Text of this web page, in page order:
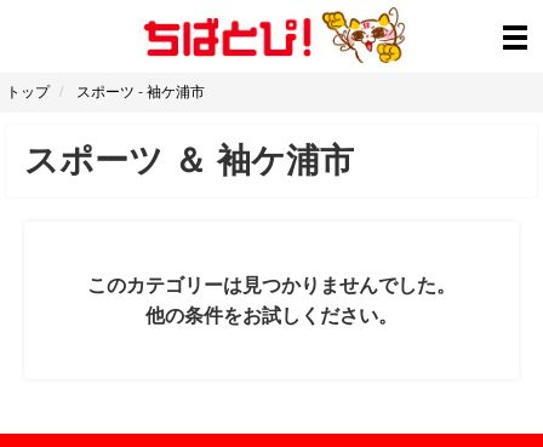
トップ スポーツ - 袖ケ浦市
スポーツ ＆袖ケ浦市
このカテゴリーは見つかりませんでした。
他の条件をお試しください。